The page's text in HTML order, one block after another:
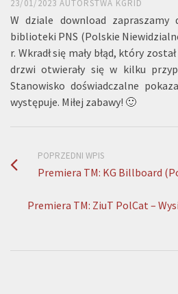
23/01/2023 AUTORSTWA KGRID
W dziale download zapraszamy
biblioteki PNS (Polskie
r. Wkradł się mały błąd, który
drzwi otwierały się w kilku
Stanowisko doświadczalne
występuje. Miłej zabawy! 🙂
POPRZEDNI WPIS
Premiera TM: KG Billboard
Premiera TM: ZiuT PolCat –